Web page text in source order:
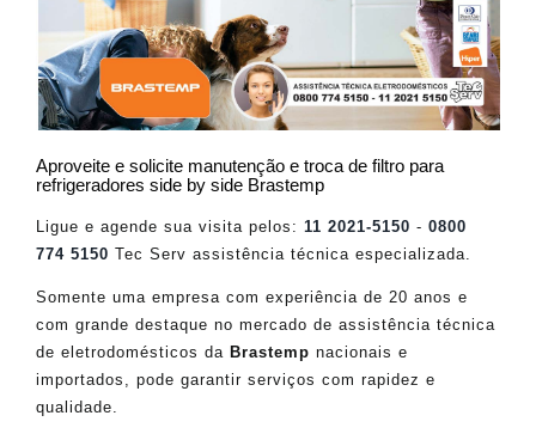
Aproveite e solicite manutenção e troca de filtro para
refrigeradores side by side Brastemp
Ligue e agende sua visita pelos: 11 2021-5150 - 0800
774 5150 Tec Serv assistência técnica especializada.
Somente uma empresa com experiência de 20 anos e
com grande destaque no mercado de assistência técnica
de eletrodomésticos da Brastemp nacionais e
importados, pode garantir serviços com rapidez e
qualidade.